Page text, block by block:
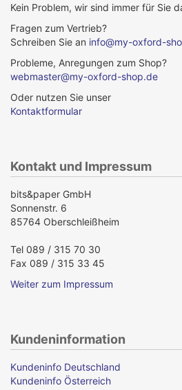
Kein Problem, wir sind immer für Sie
Fragen zum Vertrieb?
Schreiben Sie an info@my-oxford-
Probleme, Anregungen zum Shop?
webmaster@my-oxford-shop.de
Oder nutzen Sie unser
Kontaktformular
Kontakt und Impressum
bits&paper GmbH
Sonnenstr. 6
85764 Oberschleißheim
Tel 089 / 315 70 30
Fax 089 / 315 33 45
Weiter zum Impressum
Kundeninformation
Kundeninfo Deutschland
Kundeninfo Österreich